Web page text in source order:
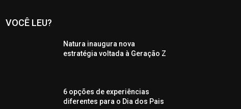
VOCÊ LEU?
Natura inaugura nova
estratégia voltada à Geração Z
6 opções de experiências
diferentes para o Dia dos Pais